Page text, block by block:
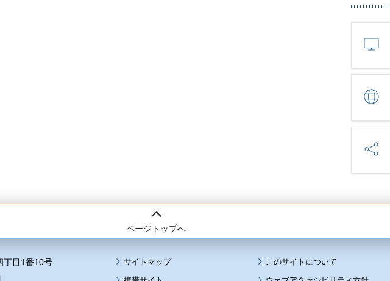
ページトップへ
目1番10号 サイトマップ
このサイトについて